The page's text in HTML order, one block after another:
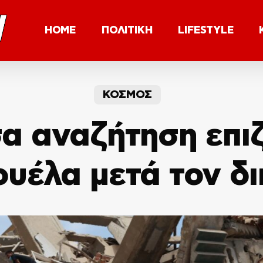
HOME ΠΟΛΙΤΙΚΗ LIFESTYLE
ΚΟΣΜΟΣ
αναζήτηση
μετά τον